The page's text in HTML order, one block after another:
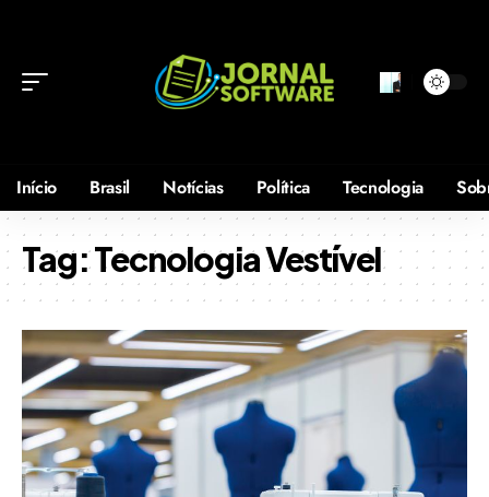
Início Brasil Notícias Política Tecnologia
Tag:Tecnologia Vestível